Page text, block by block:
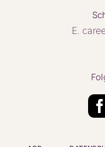
E.